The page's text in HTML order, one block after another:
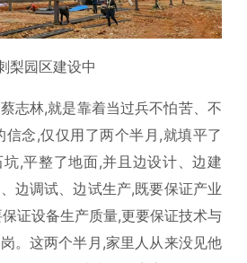
梨园区建设中
志林,就是靠着当过兵不怕苦、不
信念,仅仅用了两个半月,就填平了
,平整了地面,并且边设计、边建
边调试、边试生产,既要保证产业
证设备生产质量,更要保证技术与
。这两个半月,家里人从来没见他